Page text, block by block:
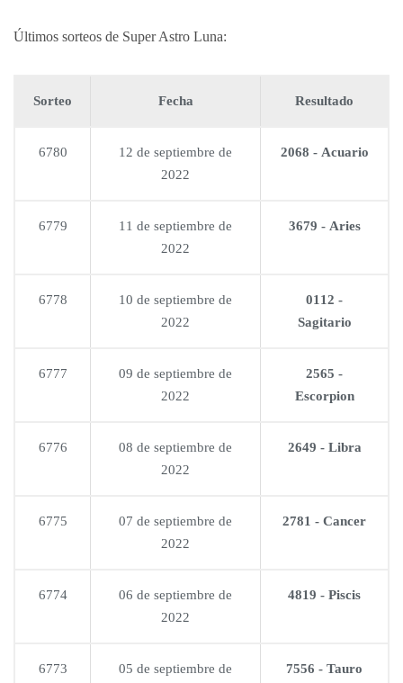
Últimos sorteos de Super Astro Luna:
Sorteo Fecha Resultado
6780
12 de septiembre de
2022
2068 - Acuario
6779
11 de septiembre de
2022
3679 - Aries
6778
10 de septiembre de
2022
0112 -
Sagitario
6777
09 de septiembre de
2022
2565 -
Escorpion
6776
08 de septiembre de
2022
2649 - Libra
6775
07 de septiembre de
2022
2781 - Cancer
6774
06 de septiembre de
2022
4819 - Piscis
6773
05 de septiembre de
7556 - Tauro